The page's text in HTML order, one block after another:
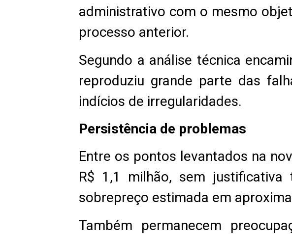
administrativo com o mesmo
processo anterior.
Segundo a análise técnica
reproduziu grande parte das
indícios de irregularidades.
Persistência de problemas
Entre os pontos levantados na
R$ 1,1 milhão, sem
sobrepreço estimada em
Também permanecem